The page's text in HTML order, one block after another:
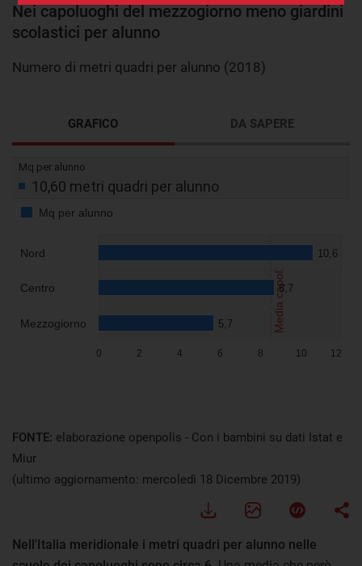
Nei capoluoghi del mezzogiorno meno giardini
scolastici per alunno
Numero di metri quadri per alunno (2018)
GRAFICO DA SAPERE
FONTE: elaborazione openpolis - Con i bambini su dati Istat e
Miur
(ultimo aggiornamento: mercoledì 18 Dicembre 2019)
Nell'Italia meridionale i metri quadri per alunno nelle